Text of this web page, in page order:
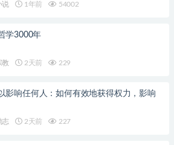
说 1年前 54002
学3000年
教 2天前 229
影响任何人：如何有效地获得权力，影响
志 2天前 227